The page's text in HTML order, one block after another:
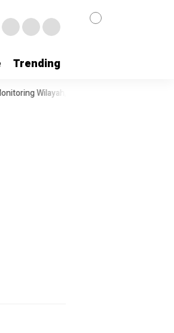
Trending
Wilayah, Lurah Porisgaga Baru Imbau